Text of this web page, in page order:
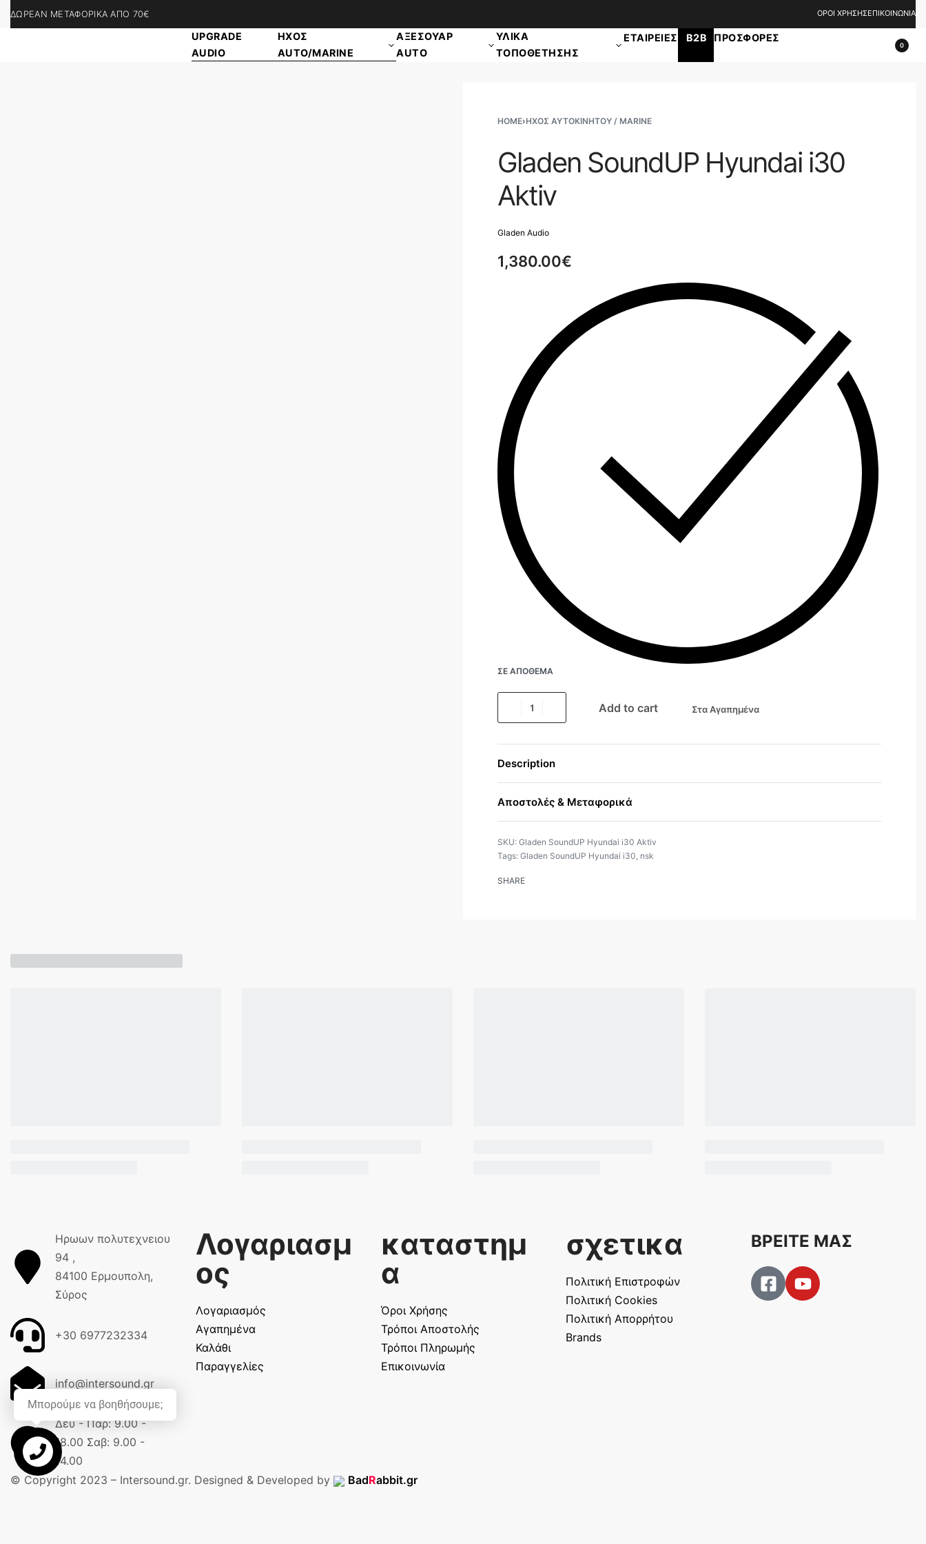
ΔΩΡΕΑΝ ΜΕΤΑΦΟΡΙΚΑ ΑΠΟ 70€ ΟΡΟΙ ΧΡΗΣΗΣΕΠΙΚΟΙΝΩΝΙΑ
UPGRADE
AUDIO
ΗΧΟΣ
ΑUTO/MARINE
ΑΞΕΣΟΥΑΡ
AUTO
ΥΛΙΚΑ
ΤΟΠΟΘΕΤΗΣΗΣ
ΕΤΑΙΡΕΙΕΣ B2B ΠΡΟΣΦΟΡΕΣ
0
HOME›ΗΧΟΣ ΑΥΤΟΚΙΝΗΤΟΥ / MARINE
Gladen SoundUP Hyundai i30
Aktiv
Gladen Audio
1,380.00€
ΣΕ ΑΠΌΘΕΜΑ
Add to cart Στα Αγαπημένα
Description
Αποστολές & Μεταφορικά
Gladen SoundUP Hyundai i30 Aktiv
Tags: Gladen SoundUP Hyundai i30, nsk
SHARE
Ηρωων πολυτεχνειου
94 ,
84100 Ερμουπολη,
Σύρος
+30 6977232334
info@intersound.gr
Δευ - Παρ: 9.00 -
18.00 Σαβ: 9.00 -
14.00
Λογαριασμ
ος
Λογαριασμός
Αγαπημένα
Καλάθι
Παραγγελίες
καταστημ
α
Όροι Χρήσης
Τρόποι Αποστολής
Τρόποι Πληρωμής
Επικοινωνία
σχετικα
Πολιτική Επιστροφών
Πολιτική Cookies
Πολιτική Απορρήτου
Brands
ΒΡΕΙΤΕ ΜΑΣ
© Copyright 2023 – Intersound.gr. Designed & Developed by BadRabbit.gr
Ρωτήστε
Μπορούμε να βοηθήσουμε;